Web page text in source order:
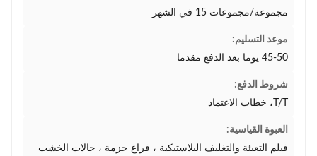
مجموعة/مجموعات 15 في الشهر
موعد التسليم:
45-50 يوما بعد الدفع مقدما
شروط الدفع:
T/T، خطاب الاعتماد
العبوة القياسية:
فيلم التعبئة والتغليف البلاستيكية ، فراغ حزمة ، حالات الخشب